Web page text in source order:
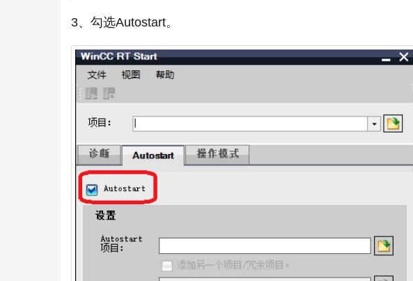
3、勾选Autostart。